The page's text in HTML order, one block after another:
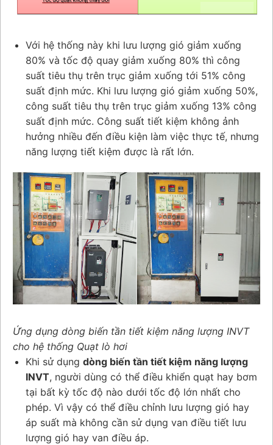
Với hệ thống này khi lưu lượng gió giảm xuống
80% và tốc độ quay giảm xuống 80% thì công
suất tiêu thụ trên trục giảm xuống tới 51% công
suất định mức. Khi lưu lượng gió giảm xuống 50%,
công suất tiêu thụ trên trục giảm xuống 13% công
suất định mức. Công suất tiết kiệm không ảnh
hưởng nhiều đến điều kiện làm việc thực tế, nhưng
năng lượng tiết kiệm được là rất lớn.
Ứng dụng dòng biến tần tiết kiệm năng lượng INVT
cho hệ thống Quạt lò hơi
Khi sử dụng dòng biến tần tiết kiệm năng lượng
INVT, người dùng có thể điều khiển quạt hay bơm
tại bất kỳ tốc độ nào dưới tốc độ lớn nhất cho
phép. Vì vậy có thể điều chỉnh lưu lượng gió hay
áp suất mà không cần sử dụng van điều tiết lưu
lượng gió hay van điều áp.